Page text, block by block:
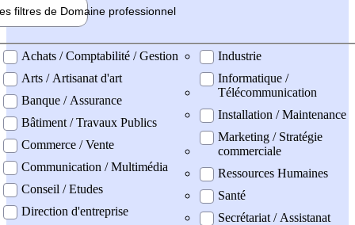
filtres de Domaine professionnel
professionel
Achats / Comptabilité / Gestion
Arts / Artisanat d'art
Banque / Assurance
Bâtiment / Travaux Publics
Commerce / Vente
Communication / Multimédia
Conseil / Etudes
Direction d'entreprise
Industrie
Informatique /
Télécommunication
Installation / Maintenance
Marketing / Stratégie
commerciale
Ressources Humaines
Santé
Secrétariat / Assistanat